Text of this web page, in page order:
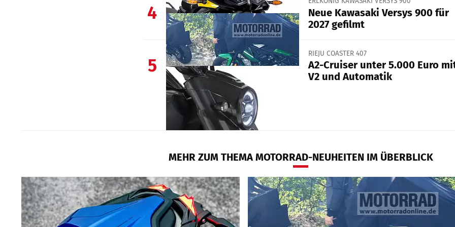
4
Neue Kawasaki Versys 900 für
2027 gefilmt
5
RIEJU COASTER 407
A2-Cruiser unter 5.000 Euro
V2 und Automatik
MEHR ZUM THEMA MOTORRAD-NEUHEITEN IM ÜBERBLICK